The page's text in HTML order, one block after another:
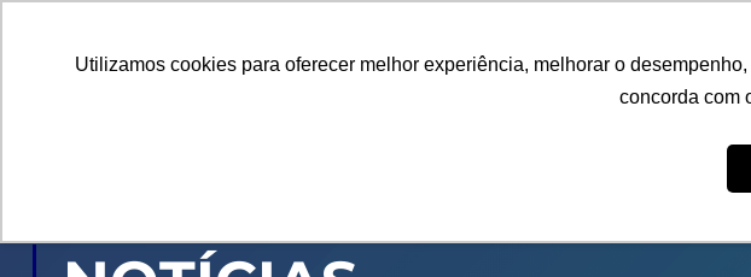
Utilizamos cookies para oferecer melhor experiência, melhorar o
concorda com
PÓS-GRADUAÇÃO